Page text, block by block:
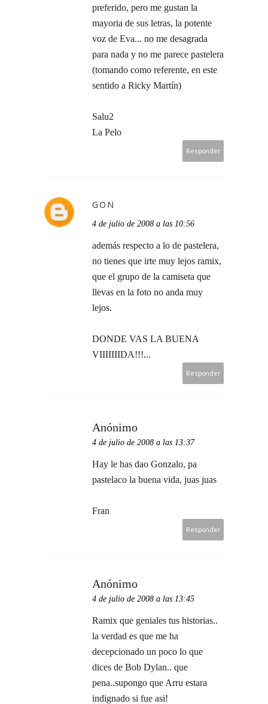
preferido, pero me gustan la
mayoria de sus letras, la potente
voz de Eva... no me desagrada
para nada y no me parece pastelera
(tomando como referente, en este
sentido a Ricky Martín)
Salu2
La Pelo
Responder
GON
4 de julio de 2008 a las 10:56
además respecto a lo de pastelera,
no tienes que irte muy lejos ramix,
que el grupo de la camiseta que
llevas en la foto no anda muy
lejos.
DONDE VAS LA BUENA
VIIIIIIIDA!!!...
Responder
Anónimo
4 de julio de 2008 a las 13:37
Hay le has dao Gonzalo, pa
pastelaco la buena vida, juas juas
Fran
Responder
Anónimo
4 de julio de 2008 a las 13:45
Ramix que geniales tus historias..
la verdad es que me ha
decepcionado un poco lo que
dices de Bob Dylan.. que
pena..supongo que Arru estara
indignado si fue asi!